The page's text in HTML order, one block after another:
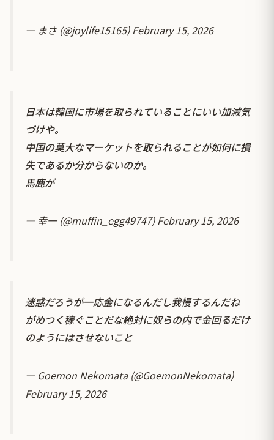
— まさ (@joylife15165)February 15, 2026
日本は韓国に市場を取られていることにいい加減気
づけや。
中国の莫大なマーケットを取られることが如何に損
失であるか分からないのか。
馬鹿が
— 幸一 (@muffin_egg49747)February 15, 2026
迷惑だろうが一応金になるんだし我慢するんだね
がめつく稼ぐことだな絶対に奴らの内で金回るだけ
のようにはさせないこと
— Goemon Nekomata (@GoemonNekomata)
February 15, 2026